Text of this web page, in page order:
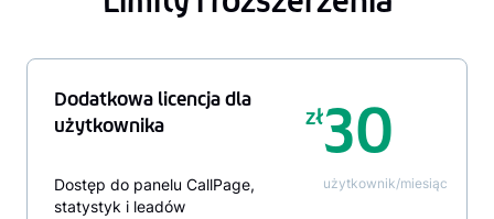
Dodatkowa licencja dla
użytkownika
zł30
Dostęp do panelu CallPage,
statystyk i leadów
użytkownik/miesiąc